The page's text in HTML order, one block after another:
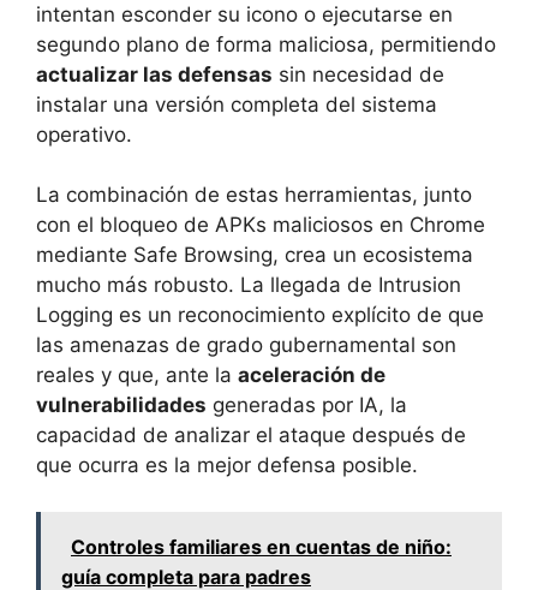
intentan esconder su icono o ejecutarse en
segundo plano de forma maliciosa, permitiendo
actualizar las defensas sin necesidad de
instalar una versión completa del sistema
operativo.
La combinación de estas herramientas, junto
con el bloqueo de APKs maliciosos en Chrome
mediante Safe Browsing, crea un ecosistema
mucho más robusto. La llegada de Intrusion
Logging es un reconocimiento explícito de que
las amenazas de grado gubernamental son
reales y que, ante la aceleración de
vulnerabilidades generadas por IA, la
capacidad de analizar el ataque después de
que ocurra es la mejor defensa posible.
Controles familiares en cuentas de niño:
guía completa para padres